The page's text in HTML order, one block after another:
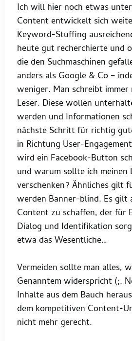
Ich will hier noch etwas
Content entwickelt sich
Keyword-Stuffing
heute gut recherchierte und
die den Suchmaschinen
anders als Google & Co –
weniger. Man schreibt
Leser. Diese wollen
werden und Informationen
nächste Schritt für richtig
in Richtung User-
wird ein Facebook-Button
und warum sollte ich meinen
verschenken? Ähnliches gilt
werden Banner-blind. Es gilt
Content zu schaffen, der für
Dialog und Identifikation
etwa das Wesentliche…
Vermeiden sollte man alles,
Genanntem widerspricht (;.
Inhalte aus dem Bauch
dem kompetitiven Content-
nicht mehr gerecht.